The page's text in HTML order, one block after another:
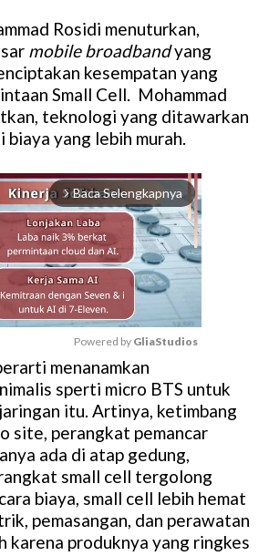
Rosidi menuturkan,
mobile broadbandyang
kesempatan yang
Small Cell. Mohammad
teknologi yang ditawarkan
biaya yang lebih murah.
arrow_forward_ios Baca Selengkapnya
M
u
t
e
Powered by GliaStudios
menanamkan
sperti micro BTS untuk
itu. Artinya, ketimbang
site, perangkat pemancar
ada di atap gedung,
small cell tergolong
biaya, small cell lebih hemat
pemasangan, dan perawatan
karena produknya yang ringkes